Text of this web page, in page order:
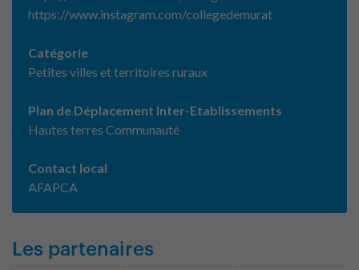
https://www.instagram.com/collegedemurat
Catégorie
Petites villes et territoires ruraux
Plan de Déplacement Inter-Etablissements
Hautes terres Communauté
Contact local
AFAPCA
Les partenaires